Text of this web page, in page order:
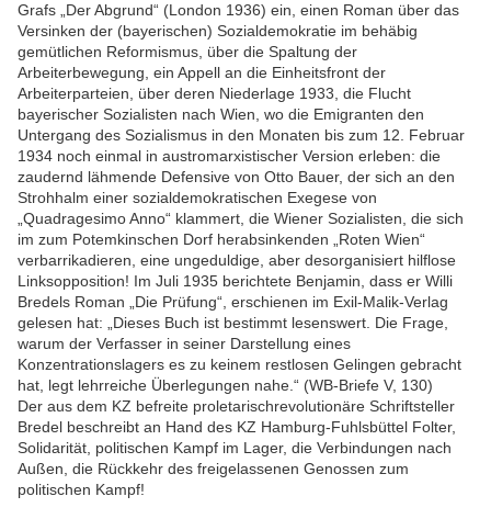
Grafs „Der Abgrund“ (London 1936) ein, einen Roman über das
Versinken der (bayerischen) Sozialdemokratie im behäbig
gemütlichen Reformismus, über die Spaltung der
Arbeiterbewegung, ein Appell an die Einheitsfront der
Arbeiterparteien, über deren Niederlage 1933, die Flucht
bayerischer Sozialisten nach Wien, wo die Emigranten den
Untergang des Sozialismus in den Monaten bis zum 12. Februar
1934 noch einmal in austromarxistischer Version erleben: die
zaudernd lähmende Defensive von Otto Bauer, der sich an den
Strohhalm einer sozialdemokratischen Exegese von
„Quadragesimo Anno“ klammert, die Wiener Sozialisten, die sich
im zum Potemkinschen Dorf herabsinkenden „Roten Wien“
verbarrikadieren, eine ungeduldige, aber desorganisiert hilflose
Linksopposition! Im Juli 1935 berichtete Benjamin, dass er Willi
Bredels Roman „Die Prüfung“, erschienen im Exil-Malik-Verlag
gelesen hat: „Dieses Buch ist bestimmt lesenswert. Die Frage,
warum der Verfasser in seiner Darstellung eines
Konzentrationslagers es zu keinem restlosen Gelingen gebracht
hat, legt lehrreiche Überlegungen nahe.“ (WB-Briefe V, 130)
Der aus dem KZ befreite proletarischrevolutionäre Schriftsteller
Bredel beschreibt an Hand des KZ Hamburg-Fuhlsbüttel Folter,
Solidarität, politischen Kampf im Lager, die Verbindungen nach
Außen, die Rückkehr des freigelassenen Genossen zum
politischen Kampf!